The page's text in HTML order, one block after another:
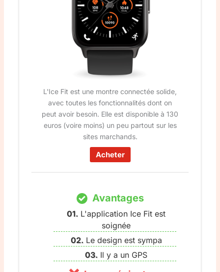
L'Ice Fit est une montre connectée solide,
avec toutes les fonctionnalités dont on
peut avoir besoin. Elle est disponible à 130
euros (voire moins) un peu partout sur les
sites marchands.
Acheter
Avantages
L'application Ice Fit est
soignée
Le design est sympa
Il y a un GPS